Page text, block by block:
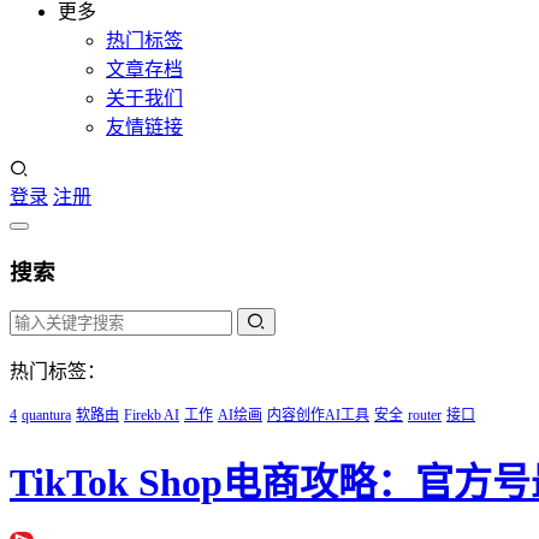
更多
热门标签
文章存档
关于我们
友情链接
登录 注册
搜索
热门标签：
4 quantura 软路由 Firekb AI 工作 AI绘画 内容创作AI工具 安全 router 接口
TikTok Shop电商攻略：官方